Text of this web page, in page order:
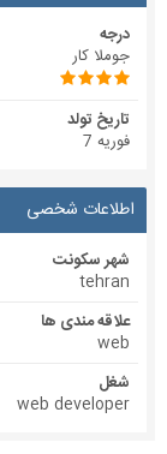
درجه
جوملا کار
تاریخ تولد
فوریه 7
اطلاعات شخصی
شهر سکونت
tehran
علاقه مندی ها
web
شغل
web developer